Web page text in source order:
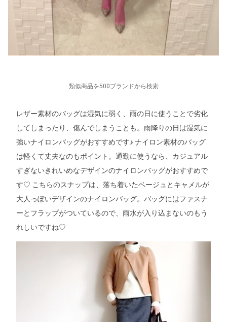
類似商品を500ブランドから検索
レザー素材のバッグは湿気に弱く、雨の日に使うことで劣化
してしまったり、傷んでしまうことも。雨降りの日は湿気に
強いナイロンバッグがおすすめです♪ ナイロン素材のバッグ
は軽くて丈夫なのもポイント。通勤に使うなら、カジュアル
すぎないきれいめなデザインのナイロンバッグがおすすめで
す♡ こちらのスナップは、落ち着いたベージュとキャメルが
大人っぽいデザインのナイロンバッグ。バッグにはファスナ
ーとフラップがついているので、雨水が入り込まないのもう
れしいですね♡